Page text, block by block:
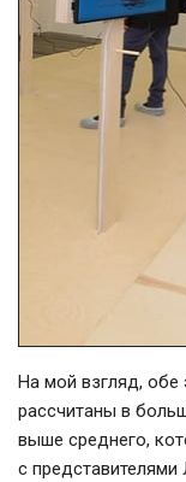
На мой взгляд,
рассчитаны в
выше среднего,
с